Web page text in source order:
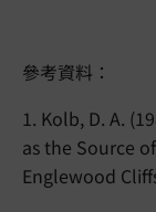
參考資料：
1. Kolb, D. A.
as the Source
Englewood